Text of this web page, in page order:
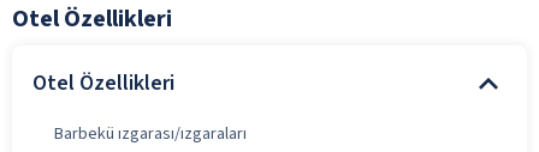
Otel Özellikleri
Otel Özellikleri
Barbekü ızgarası/ızgaraları